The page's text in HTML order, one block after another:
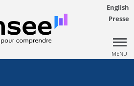
English
Presse
MENU